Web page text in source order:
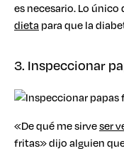
es necesario. Lo
dieta para que la
3. Inspeccionar
«De qué me sirveser
fritas» dijo alguien